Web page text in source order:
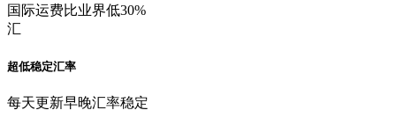
国际运费比业界低30%
汇
超低稳定汇率
每天更新早晚汇率稳定